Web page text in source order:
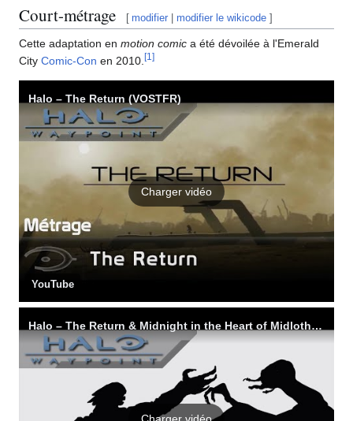
Court-métrage [ modifier |modifier le wikicode ]
Cette adaptation en motion comic a été dévoilée à l'Emerald
City Comic-Con en 2010. [1]
Halo – The Return (VOSTFR)
Charger vidéo
YouTube
Halo – The Return & Midnight in the Heart of Midlothian (Making of VOST)